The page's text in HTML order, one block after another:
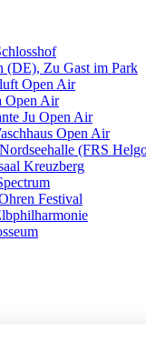
(DE), Zu Gast im Park
Open Air
Open Air
Ju Open Air
Open Air
(FRS
Kreuzberg
Festival